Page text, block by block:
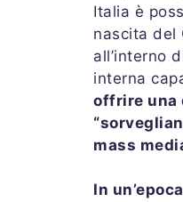
Italia è
nascita del
all’interno
interna
offrire una
mass
In